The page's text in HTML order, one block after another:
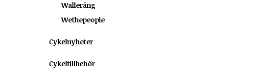
Walleräng
Wethepeople
Cykelnyheter
Cykeltillbehör